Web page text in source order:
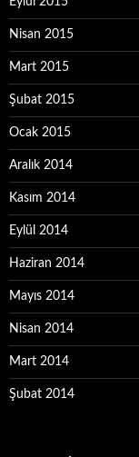
Nisan 2015
Mart 2015
Şubat 2015
Ocak 2015
Aralık 2014
Kasım 2014
Eylül 2014
Haziran 2014
Mayıs 2014
Nisan 2014
Mart 2014
Şubat 2014